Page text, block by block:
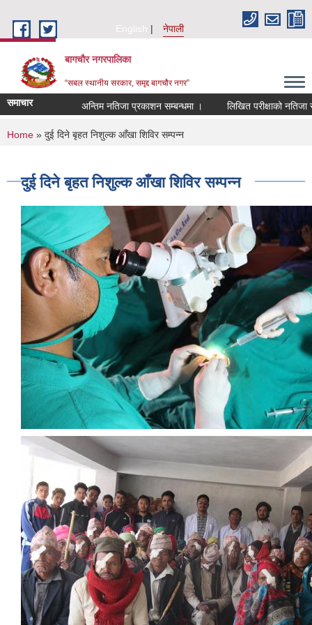
English
नेपाली
बागचौर नगरपालिका
“सबल स्थानीय सरकार, समृद्द बागचौर नगर”
समाचार अन्तिम नतिजा प्रकाशन सम्बन्धमा । लिखित परीक्षाको नतिजा
You are here
Home » दुई दिने बृहत निशुल्क आँखा शिविर सम्पन्न
दुई दिने बृहत निशुल्क आँखा शिविर सम्पन्न